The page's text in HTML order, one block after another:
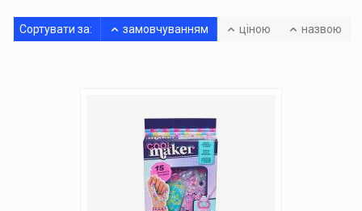
Сортувати за: замовчуванням ціною назвою